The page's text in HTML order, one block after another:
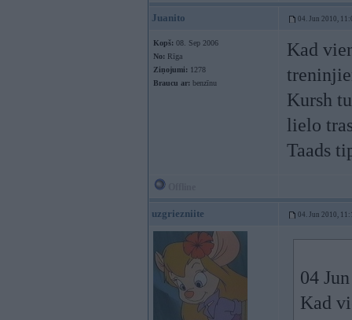
Juanito 04. Jun 2010,
Kopš: 08. Sep 2006
No: Rīga
Ziņojumi: 1278
Braucu ar: benzīnu
Kad
Kursh
lielo
Taads
uzgriezniite 04. Jun 2010,
04
Kad